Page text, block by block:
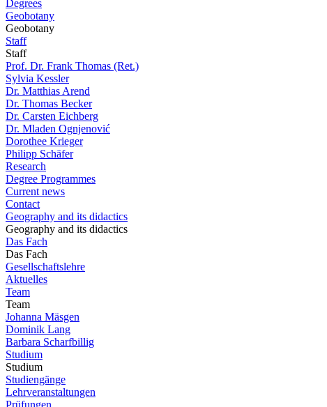
Degrees
Geobotany
Geobotany
Staff
Staff
Prof. Dr. Frank Thomas (Ret.)
Sylvia Kessler
Dr. Matthias Arend
Dr. Thomas Becker
Dr. Carsten Eichberg
Dr. Mladen Ognjenović
Dorothee Krieger
Philipp Schäfer
Research
Degree Programmes
Current news
Contact
Geography and its didactics
Geography and its didactics
Das Fach
Das Fach
Gesellschaftslehre
Aktuelles
Team
Team
Johanna Mäsgen
Dominik Lang
Barbara Scharfbillig
Studium
Studium
Studiengänge
Lehrveranstaltungen
Prüfungen